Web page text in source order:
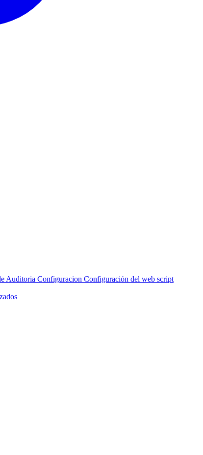
Auditoria Configuracion Configuración del web script